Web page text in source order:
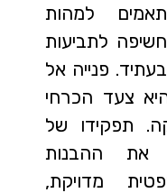
למהות
לתביעות
פנייה אל
צעד הכרחי
תפקידו של
את ההבנות
מדויקת,